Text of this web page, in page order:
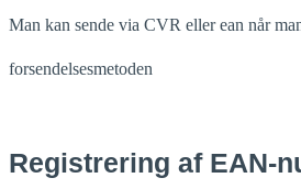
Man kan sende via CVR eller ean når
forsendelsesmetoden
Registrering af EAN-